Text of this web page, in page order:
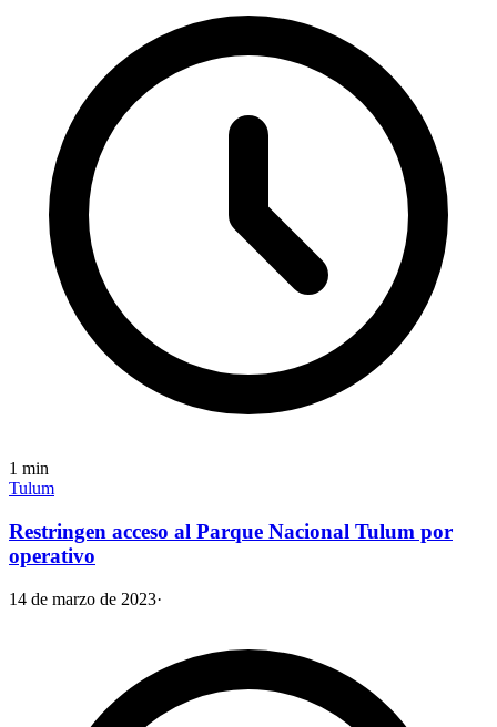
1 min
Tulum
Restringen acceso al Parque Nacional Tulum por
operativo
14 de marzo de 2023·